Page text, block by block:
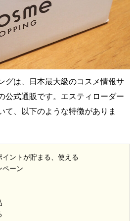
グは、日本最大級のコスメ情報サ
公式通販です。エスティローダー
て、以下のような特徴がありま
イントが貯まる、使える
ペーン